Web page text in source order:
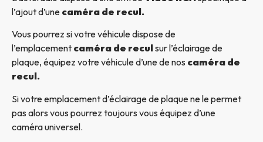
l’ajout d’une caméra de recul.
Vous pourrez si votre véhicule dispose de
l’emplacement caméra de reculsur l’éclairage de
plaque, équipez votre véhicule d’une de nos caméra de
recul.
Si votre emplacement d’éclairage de plaque ne le permet
pas alors vous pourrez toujours vous équipez d’une
caméra universel.